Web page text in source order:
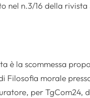
nel n.3/16 della rivista
è la scommessa
morale
per TgCom24,